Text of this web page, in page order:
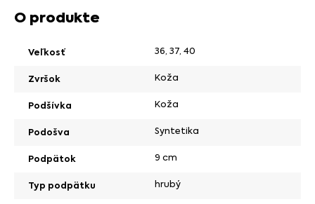
O produkte
Veľkosť 36, 37, 40
Zvršok Koža
Podšívka Koža
Podošva Syntetika
Podpätok 9 cm
Typ podpätku hrubý